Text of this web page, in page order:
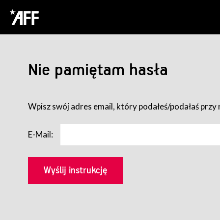
Nie pamiętam hasła
Wpisz swój adres email, który podałeś/podałaś
E-Mail: